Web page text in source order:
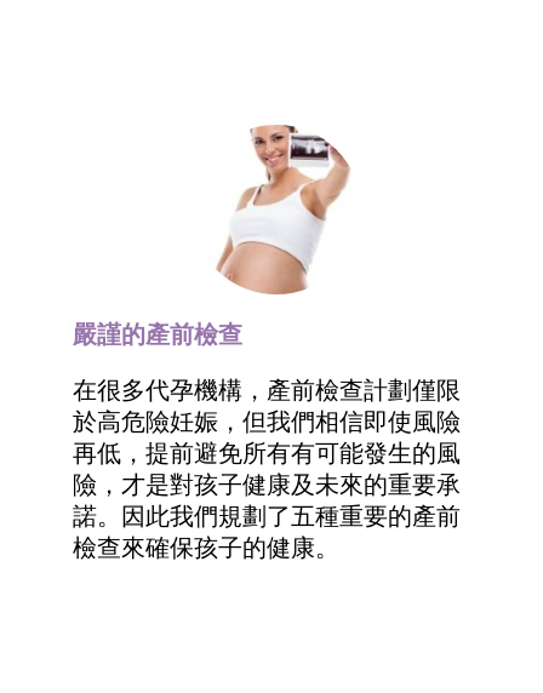
嚴謹的產前檢查
在很多代孕機構，產前檢查計劃僅限
於高危險妊娠，但我們相信即使風險
再低，提前避免所有有可能發生的風
險，才是對孩子健康及未來的重要承
諾。因此我們規劃了五種重要的產前
檢查來確保孩子的健康。